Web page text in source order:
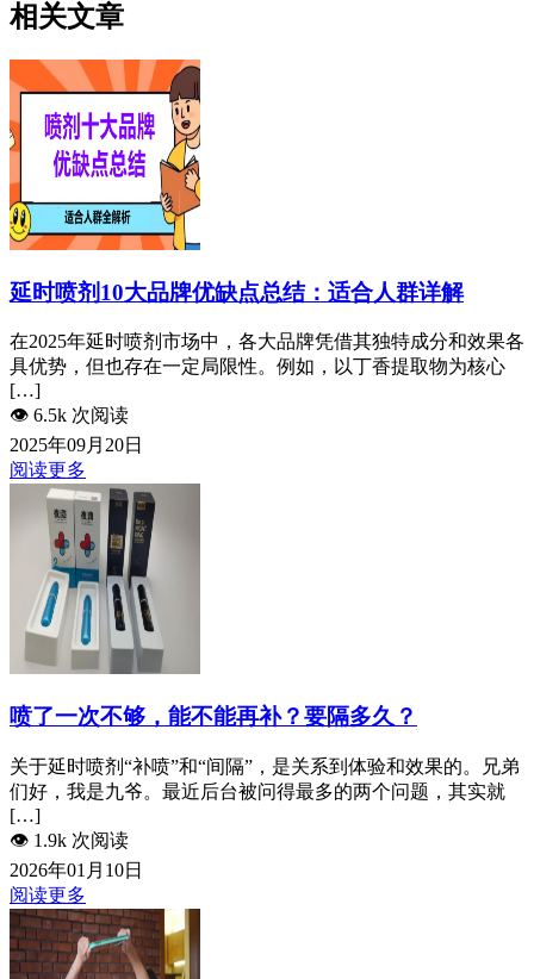
相关文章
延时喷剂10大品牌优缺点总结：适合人群详解
在2025年延时喷剂市场中，各大品牌凭借其独特成分和效果各
具优势，但也存在一定局限性。例如，以丁香提取物为核心
[…]
👁️ 6.5k 次阅读
2025年09月20日
阅读更多
喷了一次不够，能不能再补？要隔多久？
关于延时喷剂“补喷”和“间隔”，是关系到体验和效果的。兄弟
们好，我是九爷。最近后台被问得最多的两个问题，其实就
[…]
👁️ 1.9k 次阅读
2026年01月10日
阅读更多